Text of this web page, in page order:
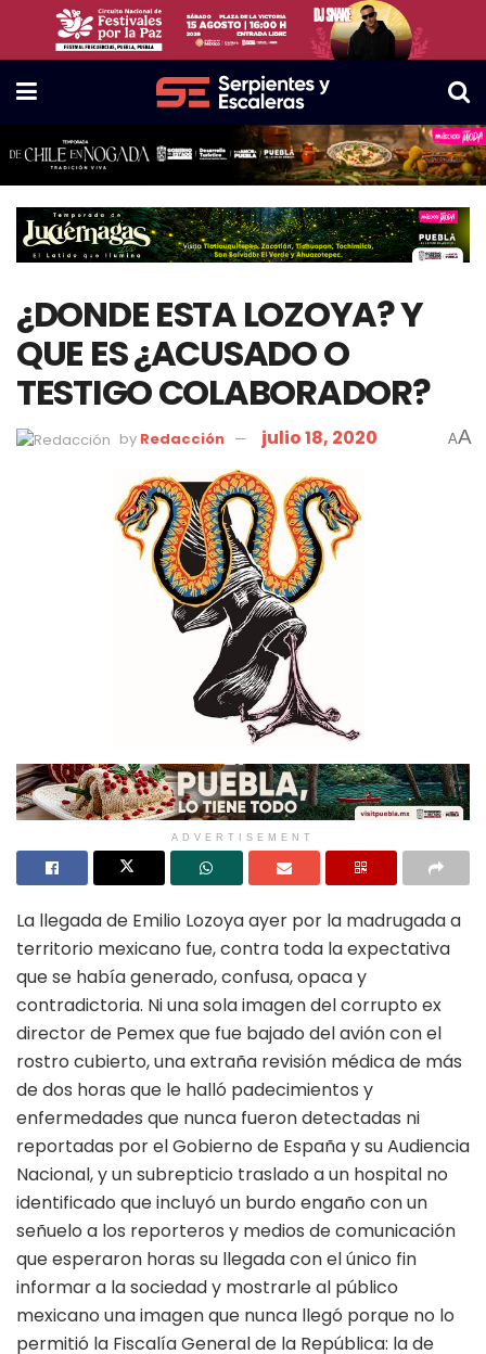
¿DONDE ESTA LOZOYA? Y
QUE ES ¿ACUSADO O
TESTIGO COLABORADOR?
by Redacción julio 18, 2020 AA
ADVERTISEMENT
La llegada de Emilio Lozoya ayer por la madrugada a
territorio mexicano fue, contra toda la expectativa
que se había generado, confusa, opaca y
contradictoria. Ni una sola imagen del corrupto ex
director de Pemex que fue bajado del avión con el
rostro cubierto, una extraña revisión médica de más
de dos horas que le halló padecimientos y
enfermedades que nunca fueron detectadas ni
reportadas por el Gobierno de España y su Audiencia
Nacional, y un subrepticio traslado a un hospital no
identificado que incluyó un burdo engaño con un
señuelo a los reporteros y medios de comunicación
que esperaron horas su llegada con el único fin
informar a la sociedad y mostrarle al público
mexicano una imagen que nunca llegó porque no lo
permitió la Fiscalía General de la República: la de